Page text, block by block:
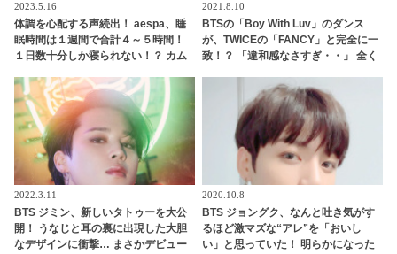
2023.5.16
体調を心配する声続出！ aespa、睡
眠時間は１週間で合計４～５時間！
１日数十分しか寝られない！？ カム
に衝撃
2021.8.10
BTSの「Boy With Luv」のダンス
が、TWICEの「FANCY」と完全に一
致！？ 「違和感なさすぎ・・」 全く
（？）にファン感動
2022.3.11
BTS ジミン、新しいタトゥーを大公
開！ うなじと耳の裏に出現した大胆
なデザインに衝撃… まさかデビュー
2020.10.8
BTS ジョングク、なんと吐き気がす
るほど激マズな“アレ”を「おいし
い」と思っていた！ 明らかになった